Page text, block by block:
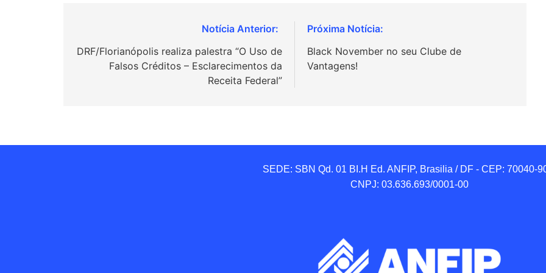
de
DRF/Florianópolis realiza palestra “O Uso de
Falsos Créditos – Esclarecimentos da
Receita Federal”
Black November no seu Clube de
Vantagens!
SEDE: SBN Qd. 01 BI.H Ed. ANFIP, Brasilia / DF - CEP: 70040-
CNPJ: 03.636.693/0001-00